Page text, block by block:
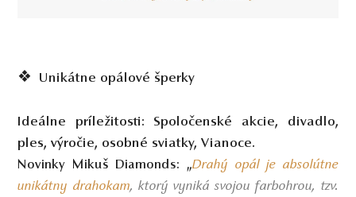
❖ Unikátne opálové šperky
Ideálne príležitosti:
Spoločenské akcie, divadlo,
ples, výročie, osobné sviatky, Vianoce.
Novinky Mikuš Diamonds: „Drahý opál je absolútne
unikátny drahokam, ktorý vyniká svojou farbohrou, tzv.